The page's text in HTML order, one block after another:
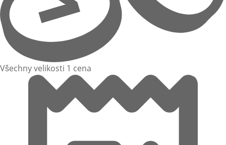
Všechny velikosti 1 cena